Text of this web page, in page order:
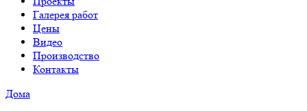
Галерея работ
Цены
Видео
Производство
Контакты
Дома